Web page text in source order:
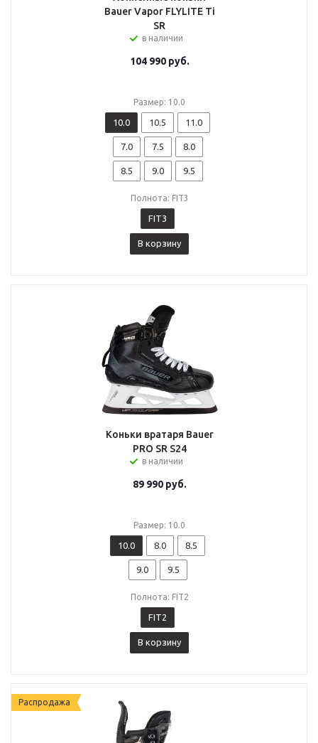
Bauer Vapor FLYLITE Ti
SR
в наличии
104 990руб.
Размер: 10.0
10.0 10.5 11.0
7.0 7.5 8.0
8.5 9.0 9.5
Полнота: FIT3
FIT3
В корзину
Коньки вратаря Bauer
PRO SR S24
в наличии
89 990руб.
Размер: 10.0
10.0 8.0 8.5
9.0 9.5
Полнота: FIT2
FIT2
В корзину
Распродажа